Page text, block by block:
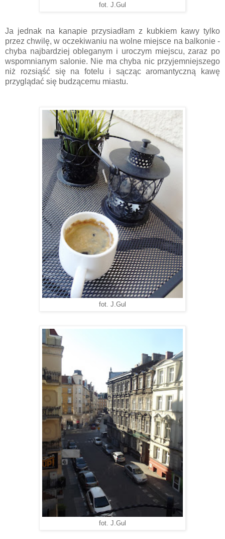
fot. J.Gul
Ja jednak na kanapie przysiadłam z kubkiem kawy tylko
przez chwilę, w oczekiwaniu na wolne miejsce na balkonie -
chyba najbardziej obleganym i uroczym miejscu, zaraz po
wspomnianym salonie. Nie ma chyba nic przyjemniejszego
niż rozsiąść się na fotelu i sącząc aromantyczną kawę
przyglądać się budzącemu miastu.
fot. J.Gul
fot. J.Gul